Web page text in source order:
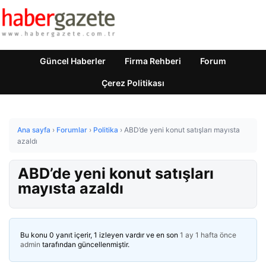
Güncel Haberler Firma Rehberi Forum
Çerez Politikası
Ana sayfa › Forumlar › Politika › ABD’de yeni konut satışları mayısta
azaldı
ABD’de yeni konut satışları
mayısta azaldı
Bu konu 0 yanıt içerir, 1 izleyen vardır ve en son 1 ay 1 hafta önce
admin tarafından güncellenmiştir.